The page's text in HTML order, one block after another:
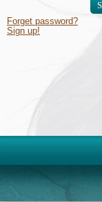
Forget password?
Sign up!